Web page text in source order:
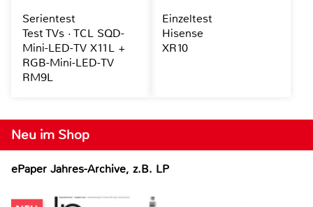
Neu im Shop
ePaper Jahres-Archive, z.B. LP
Serientest
Test TVs · TCL SQD-
Mini-LED-TV X11L +
RGB-Mini-LED-TV
RM9L
Einzeltest
Hisense
XR10